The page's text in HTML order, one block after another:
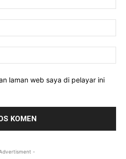
laman web saya di pelayar ini
-